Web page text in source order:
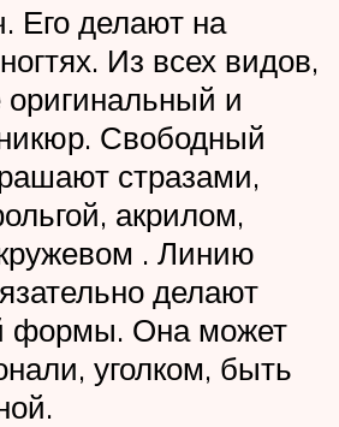
Его делают на
Из всех видов,
оригинальный и
Свободный
стразами,
акрилом,
. Линию
делают
формы. Она может
уголком, быть